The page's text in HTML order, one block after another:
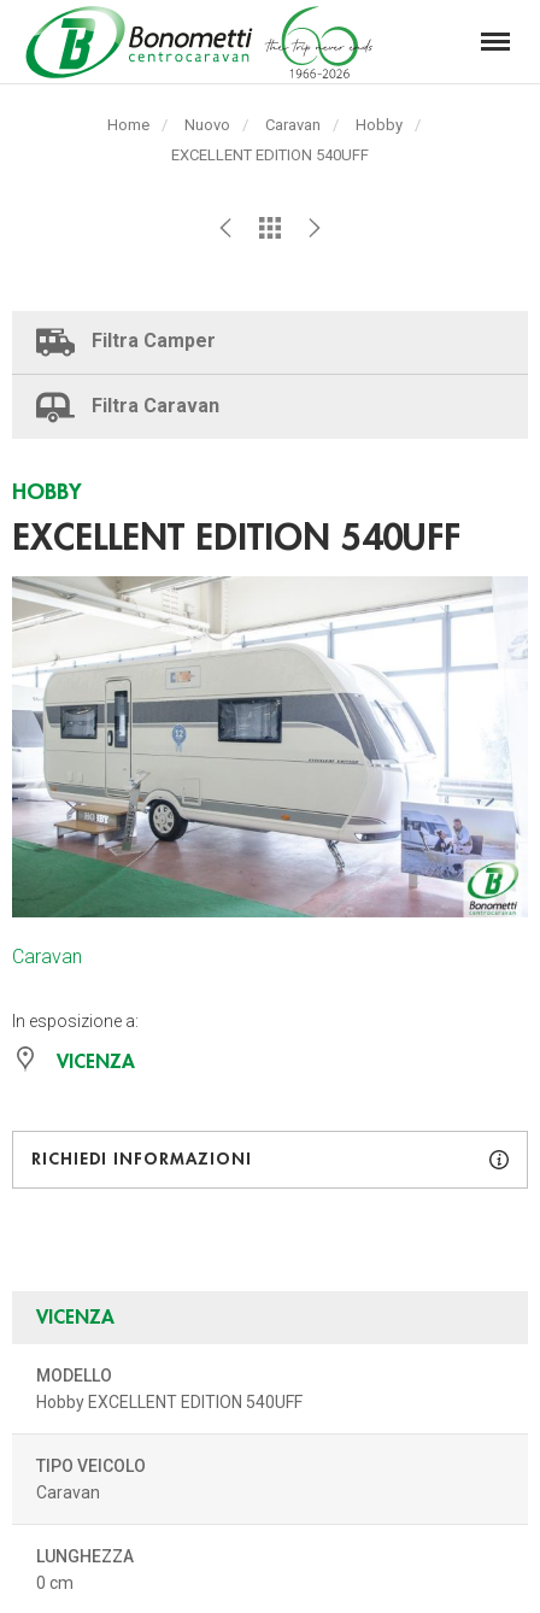
Automarket
Menu
Home Nuovo Caravan
Hobby
Pagina
EXCELLENT EDITION 540UFF
Filtra Camper
Filtra Caravan
HOBBY
EXCELLENT EDITION 540UFF
Caravan
In esposizione a:
VICENZA
RICHIEDI INFORMAZIONI
VICENZA
MODELLO
Hobby EXCELLENT EDITION 540UFF
TIPO VEICOLO
Caravan
LUNGHEZZA
0 cm